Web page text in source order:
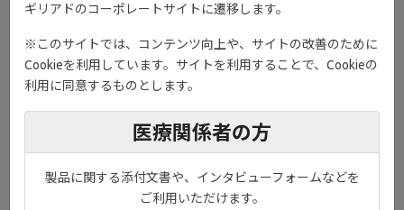
ギリアドのコーポレートサイトに遷移します。
※このサイトでは、コンテンツ向上や、サイトの改善のために
Cookieを利用しています。サイトを利用することで、Cookieの
利用に同意するものとします。
医療関係者の方
製品に関する添付文書や、インタビューフォームなどを
ご利用いただけます。